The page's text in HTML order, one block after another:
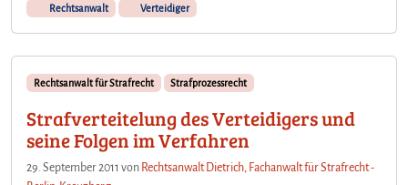
o
e
Rechtsanwalt
Verteidiger
Rechtsanwalt für Strafrecht Strafprozessrecht
Strafverteitelung des Verteidigers und
seine Folgen im Verfahren
29. September 2011 von Rechtsanwalt Dietrich, Fachanwalt für Strafrecht -